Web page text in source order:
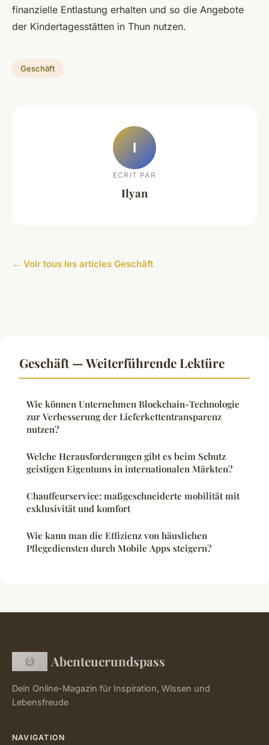
finanzielle Entlastung erhalten und so die Angebote
der Kindertagesstätten in Thun nutzen.
Geschäft
I
ECRIT PAR
Ilyan
← Voir tous les articles Geschäft
Geschäft — Weiterführende Lektüre
Wie können Unternehmen Blockchain-Technologie
zur Verbesserung der Lieferkettentransparenz
nutzen?
Welche Herausforderungen gibt es beim Schutz
geistigen Eigentums in internationalen Märkten?
Chauffeurservice: maßgeschneiderte mobilität mit
exklusivität und komfort
Wie kann man die Effizienz von häuslichen
Pflegediensten durch Mobile Apps steigern?
Abenteuerundspass
Dein Online-Magazin für Inspiration, Wissen und
Lebensfreude
NAVIGATION